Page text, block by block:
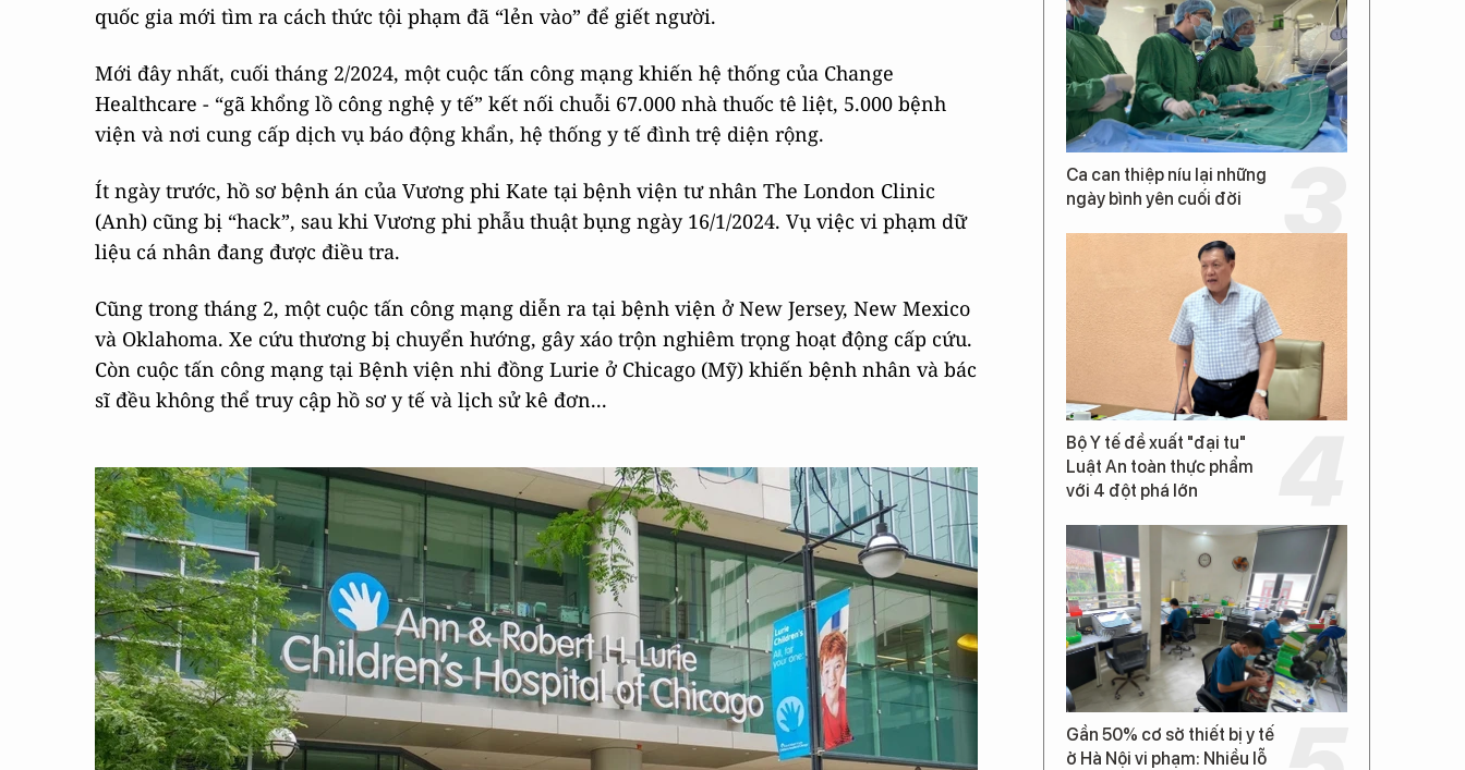
quốc gia mới tìm ra cách thức tội phạm đã “lẻn vào” để giết người.
Mới đây nhất, cuối tháng 2/2024, một cuộc tấn công mạng khiến hệ thống của Change
Healthcare - “gã khổng lồ công nghệ y tế” kết nối chuỗi 67.000 nhà thuốc tê liệt, 5.000 bệnh
viện và nơi cung cấp dịch vụ báo động khẩn, hệ thống y tế đình trệ diện rộng.
Ít ngày trước, hồ sơ bệnh án của Vương phi Kate tại bệnh viện tư nhân The London Clinic
(Anh) cũng bị “hack”, sau khi Vương phi phẫu thuật bụng ngày 16/1/2024. Vụ việc vi phạm dữ
liệu cá nhân đang được điều tra.
Cũng trong tháng 2, một cuộc tấn công mạng diễn ra tại bệnh viện ở New Jersey, New Mexico
và Oklahoma. Xe cứu thương bị chuyển hướng, gây xáo trộn nghiêm trọng hoạt động cấp cứu.
Còn cuộc tấn công mạng tại Bệnh viện nhi đồng Lurie ở Chicago (Mỹ) khiến bệnh nhân và bác
sĩ đều không thể truy cập hồ sơ y tế và lịch sử kê đơn...
Ca can thiệp níu lại những
ngày bình yên cuối đời
Bộ Y tế đề xuất "đại tu"
Luật An toàn thực phẩm
với 4 đột phá lớn
Gần 50% cơ sở thiết bị y tế
ở Hà Nội vi phạm: Nhiều lỗ